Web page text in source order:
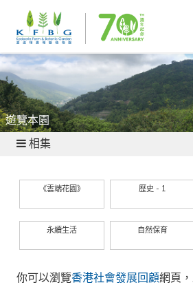
遊覽本園
相集
《雲端花園》 歷史 - 1
永續生活 自然保育
你可以瀏覽香港社會發展回顧網頁